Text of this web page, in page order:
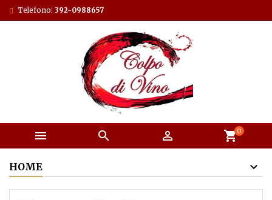
Telefono: 392-0988657
   shopping_cart0
HOME